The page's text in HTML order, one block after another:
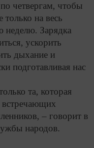
четвергам, чтобы
только на весь
неделю. Зарядка
ускорить
дыхание и
подготавливая нас
та, которая
– говорит в
народов.